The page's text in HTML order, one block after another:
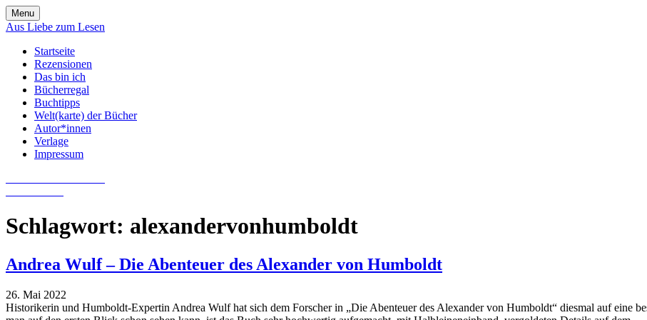
Skip
to
Menu
Aus Liebe zum Lesen
Startseite
Rezensionen
Das bin ich
Bücherregal
Buchtipps
Welt(karte) der Bücher
Autor*innen
Verlage
Impressum
Schlagwort: alexandervonhumboldt
Andrea Wulf – Die Abenteuer des Alexander von Humboldt
26. Mai 2022
Historikerin und Humboldt-Expertin Andrea Wulf hat sich dem Forscher in „Die Abenteuer des Alexander von Humboldt“ diesmal auf eine